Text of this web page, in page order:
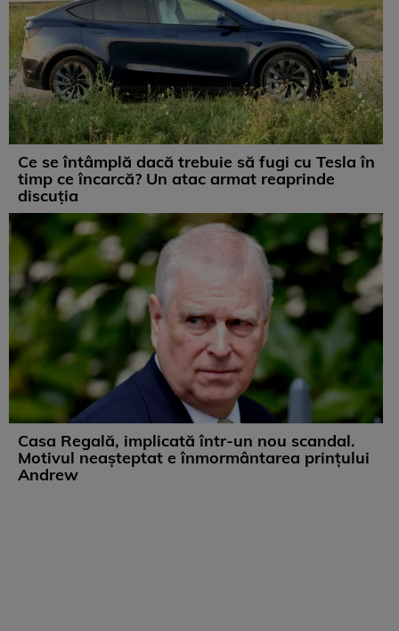
Ce se întâmplă dacă trebuie să fugi cu Tesla în
timp ce încarcă? Un atac armat reaprinde
discuția
Casa Regală, implicată într-un nou scandal.
Motivul neașteptat e înmormântarea prințului
Andrew